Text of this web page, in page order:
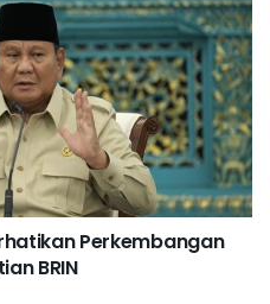
Perkembangan
BRIN